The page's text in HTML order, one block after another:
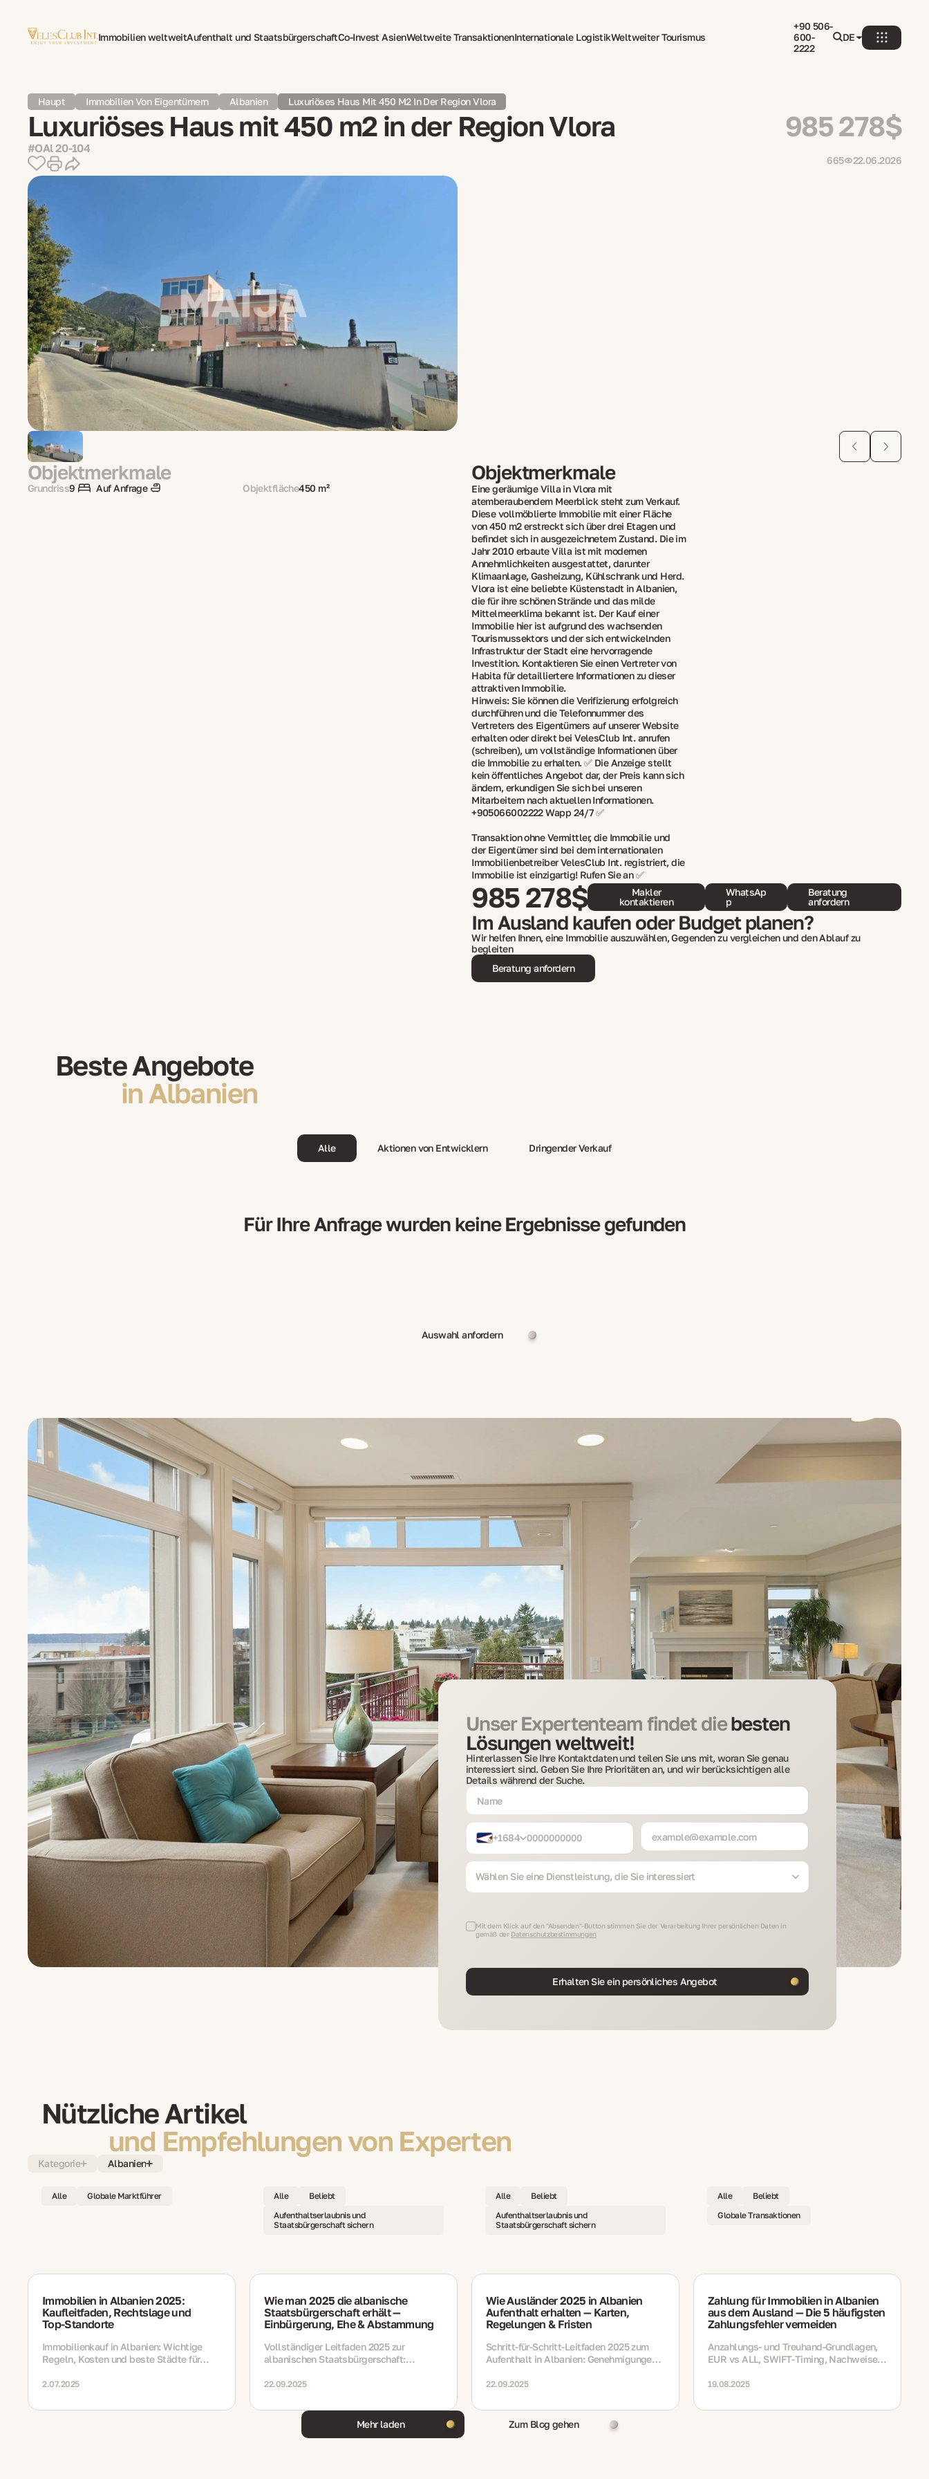
Immobilien weltweitAufenthalt und StaatsbürgerschaftCo-Invest AsienWeltweite TransaktionenInternationale LogistikWeltweiter Tourismus
+90 506-
600-
2222
DE
Haupt Immobilien Von Eigentümern Albanien Luxuriöses Haus Mit 450 M2 In Der Region Vlora
Luxuriöses Haus mit 450 m2 in der Region Vlora
#OAl 20-104
985 278$
665 22.06.2026
Objektmerkmale
Grundriss9 Auf Anfrage Objektfläche450 m²
Objektmerkmale
Eine geräumige Villa in Vlora mit
atemberaubendem Meerblick steht zum Verkauf.
Diese vollmöblierte Immobilie mit einer Fläche
von 450 m2 erstreckt sich über drei Etagen und
befindet sich in ausgezeichnetem Zustand. Die im
Jahr 2010 erbaute Villa ist mit modernen
Annehmlichkeiten ausgestattet, darunter
Klimaanlage, Gasheizung, Kühlschrank und Herd.
Vlora ist eine beliebte Küstenstadt in Albanien,
die für ihre schönen Strände und das milde
Mittelmeerklima bekannt ist. Der Kauf einer
Immobilie hier ist aufgrund des wachsenden
Tourismussektors und der sich entwickelnden
Infrastruktur der Stadt eine hervorragende
Investition. Kontaktieren Sie einen Vertreter von
Habita für detailliertere Informationen zu dieser
attraktiven Immobilie.
Hinweis: Sie können die Verifizierung erfolgreich
durchführen und die Telefonnummer des
Vertreters des Eigentümers auf unserer Website
erhalten oder direkt bei VelesClub Int. anrufen
(schreiben), um vollständige Informationen über
die Immobilie zu erhalten. ✅ Die Anzeige stellt
kein öffentliches Angebot dar, der Preis kann sich
ändern, erkundigen Sie sich bei unseren
Mitarbeitern nach aktuellen Informationen.
+905066002222 Wapp 24/7 ✅
Transaktion ohne Vermittler, die Immobilie und
der Eigentümer sind bei dem internationalen
Immobilienbetreiber VelesClub Int. registriert, die
Immobilie ist einzigartig! Rufen Sie an ✅
985 278$
Makler
kontaktieren
WhatsAp
p
Beratung
anfordern
Im Ausland kaufen oder Budget planen?
Wir helfen Ihnen, eine Immobilie auszuwählen, Gegenden zu vergleichen und den Ablauf zu
begleiten
Beratung anfordern
Beste Angebote
in Albanien
Alle Aktionen von Entwicklern Dringender Verkauf
Für Ihre Anfrage wurden keine Ergebnisse gefunden
Auswahl anfordern
Unser Expertenteam findet diebesten
Lösungen weltweit!
Hinterlassen Sie Ihre Kontaktdaten und teilen Sie uns mit, woran Sie genau
interessiert sind. Geben Sie Ihre Prioritäten an, und wir berücksichtigen alle
Details während der Suche.
+1684
Wählen Sie eine Dienstleistung, die Sie interessiert
Mit dem Klick auf den "Absenden"-Button stimmen Sie der Verarbeitung Ihrer persönlichen Daten in
gemäß der Datenschutzbestimmungen
Erhalten Sie ein persönliches Angebot
Nützliche Artikel
und Empfehlungen von Experten
Kategorie Albanien
Alle Globale Marktführer
Immobilien in Albanien 2025:
Kaufleitfaden, Rechtslage und
Top‑Standorte
Immobilienkauf in Albanien: Wichtige
Regeln, Kosten und beste Städte für
2.07.2025
Alle
Beliebt
Aufenthaltserlaubnis und
Staatsbürgerschaft sichern
Wie man 2025 die albanische
Staatsbürgerschaft erhält —
Einbürgerung, Ehe & Abstammung
Vollständiger Leitfaden 2025 zur
albanischen Staatsbürgerschaft:
Behandelt Anforderungen, Unterlagen,
22.09.2025
Alle
Beliebt
Aufenthaltserlaubnis und
Staatsbürgerschaft sichern
Wie Ausländer 2025 in Albanien
Aufenthalt erhalten — Karten,
Regelungen & Fristen
Schritt‑für‑Schritt‑Leitfaden 2025 zum
Aufenthalt in Albanien: Genehmigungen,
Unterlagen und Fristen für Arbeit,
22.09.2025
Alle
Beliebt
Globale Transaktionen
Zahlung für Immobilien in Albanien
aus dem Ausland — Die 5 häufigsten
Zahlungsfehler vermeiden
Anzahlungs- und Treuhand-Grundlagen,
EUR vs ALL, SWIFT-Timing, Nachweise
einfach erklärt
19.08.2025
Mehr laden Zum Blog gehen